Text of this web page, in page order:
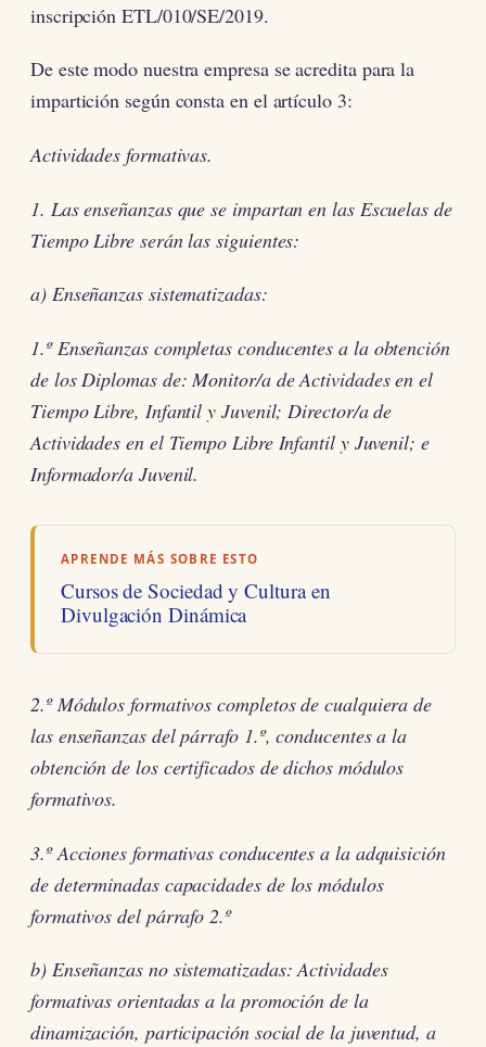
inscripción ETL/010/SE/2019.
De este modo nuestra empresa se acredita para la
impartición según consta en el artículo 3:
Actividades formativas.
1. Las enseñanzas que se impartan en las Escuelas de
Tiempo Libre serán las siguientes:
a) Enseñanzas sistematizadas:
1.º Enseñanzas completas conducentes a la obtención
de los Diplomas de: Monitor/a de Actividades en el
Tiempo Libre, Infantil y Juvenil; Director/a de
Actividades en el Tiempo Libre Infantil y Juvenil; e
Informador/a Juvenil.
APRENDE MÁS SOBRE ESTO
Cursos de Sociedad y Cultura en
Divulgación Dinámica
2.º Módulos formativos completos de cualquiera de
las enseñanzas del párrafo 1.º, conducentes a la
obtención de los certificados de dichos módulos
formativos.
3.º Acciones formativas conducentes a la adquisición
de determinadas capacidades de los módulos
formativos del párrafo 2.º
b) Enseñanzas no sistematizadas: Actividades
formativas orientadas a la promoción de la
dinamización, participación social de la juventud, a